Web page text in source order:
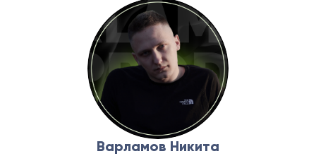
Варламов Никита